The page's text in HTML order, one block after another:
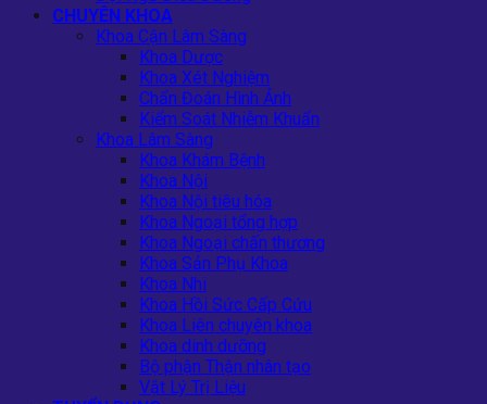
CHUYÊN KHOA
Khoa Cận Lâm Sàng
Khoa Dược
Khoa Xét Nghiệm
Chẩn Đoán Hình Ảnh
Kiểm Soát Nhiễm Khuẩn
Khoa Lâm Sàng
Khoa Khám Bệnh
Khoa Nội
Khoa Nội tiêu hóa
Khoa Ngoại tổng hợp
Khoa Ngoại chấn thương
Khoa Sản Phụ Khoa
Khoa Nhi
Khoa Hồi Sức Cấp Cứu
Khoa Liên chuyên khoa
Khoa dinh dưỡng
Bộ phận Thận nhân tạo
Vật Lý Trị Liệu